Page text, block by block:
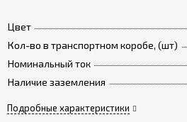
Цвет
Кол-во в транспортном коробе, (шт)
Номинальный ток
Наличие заземления
Подробные характеристики